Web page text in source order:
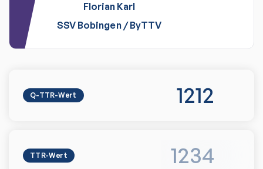
Florian Karl
SSV Bobingen/ByTTV
Q-TTR-Wert 1212
TTR-Wert 1234